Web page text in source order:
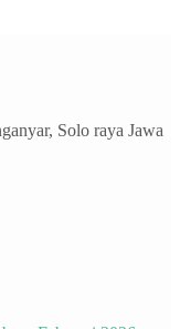
Solo raya Jawa